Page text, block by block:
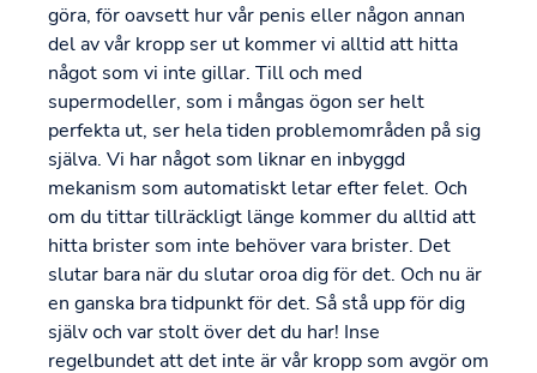
göra, för oavsett hur vår penis eller någon annan
del av vår kropp ser ut kommer vi alltid att hitta
något som vi inte gillar. Till och med
supermodeller, som i mångas ögon ser helt
perfekta ut, ser hela tiden problemområden på sig
själva. Vi har något som liknar en inbyggd
mekanism som automatiskt letar efter felet. Och
om du tittar tillräckligt länge kommer du alltid att
hitta brister som inte behöver vara brister. Det
slutar bara när du slutar oroa dig för det. Och nu är
en ganska bra tidpunkt för det. Så stå upp för dig
själv och var stolt över det du har! Inse
regelbundet att det inte är vår kropp som avgör om